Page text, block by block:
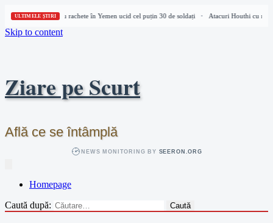
ULTIMELE ȘTIRI
Atacuri Houthi cu rachete în Yemen ucid cel puțin 30 de soldați Atacuri Houthi cu
Skip to content
Ziare pe Scurt
Află ce se întâmplă
NEWS MONITORING BY SEERON.ORG
Homepage
Caută după: